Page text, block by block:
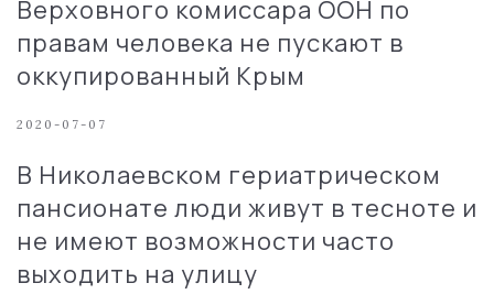
Верховного комиссара ООН по
правам человека не пускают в
оккупированный Крым
2020-07-07
В Николаевском гериатрическом
пансионате люди живут в тесноте и
не имеют возможности часто
выходить на улицу